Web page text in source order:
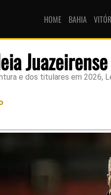
HOME BAHIA
e dos titulares em 2026,